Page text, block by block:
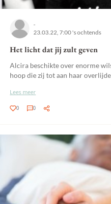
-
23.03.22, 7:00 's ochtends
Het licht dat jij zult geven
Alcira beschikte over enorme
hoop die zij tot aan haar
Lees meer
0 0